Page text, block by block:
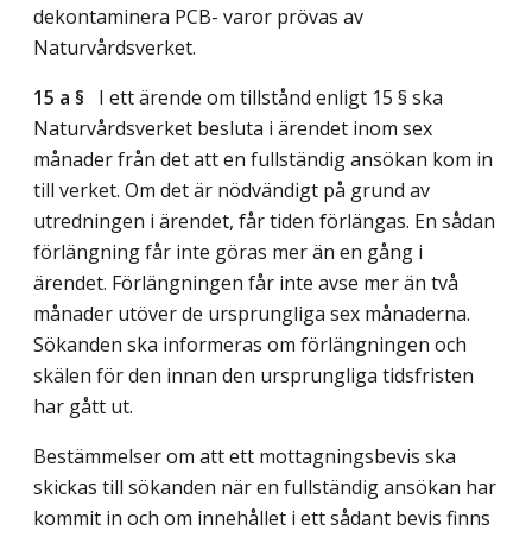
dekontaminera PCB- varor prövas av
Naturvårdsverket.
15 a § I ett ärende om tillstånd enligt 15 § ska
Naturvårdsverket besluta i ärendet inom sex
månader från det att en fullständig ansökan kom in
till verket. Om det är nödvändigt på grund av
utredningen i ärendet, får tiden förlängas. En sådan
förlängning får inte göras mer än en gång i
ärendet. Förlängningen får inte avse mer än två
månader utöver de ursprungliga sex månaderna.
Sökanden ska informeras om förlängningen och
skälen för den innan den ursprungliga tidsfristen
har gått ut.
Bestämmelser om att ett mottagningsbevis ska
skickas till sökanden när en fullständig ansökan har
kommit in och om innehållet i ett sådant bevis finns